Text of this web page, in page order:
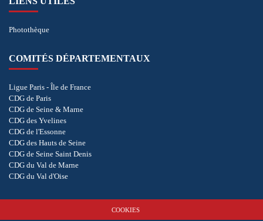
Photothèque
COMITÉS DÉPARTEMENTAUX
Ligue Paris - Île de France
CDG de Paris
CDG de Seine & Marne
CDG des Yvelines
CDG de l'Essonne
CDG des Hauts de Seine
CDG de Seine Saint Denis
CDG du Val de Marne
CDG du Val d'Oise
COOKIES